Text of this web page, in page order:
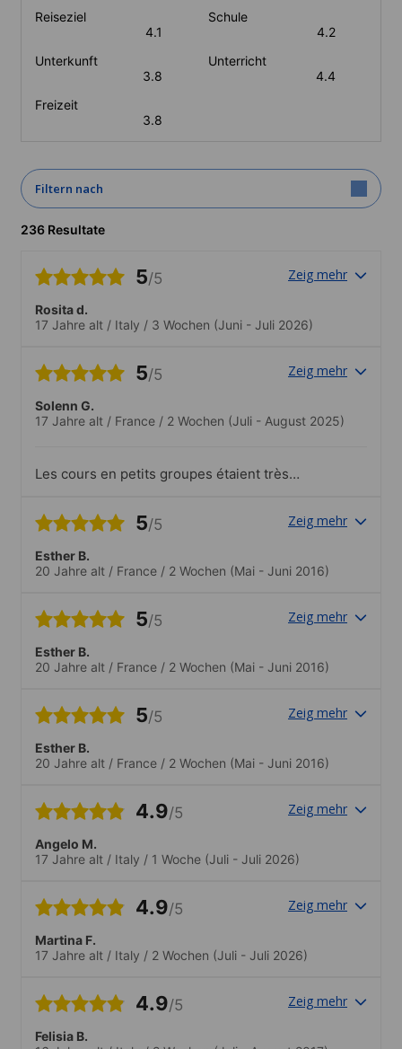
Reiseziel
4.1
Schule
4.2
Unterkunft
3.8
Unterricht
4.4
Freizeit
3.8
Filtern nach
236 Resultate
5/5 Zeig mehr
Rosita d.
17 Jahre alt / Italy / 3 Wochen (Juni - Juli 2026)
5/5 Zeig mehr
Solenn G.
17 Jahre alt / France / 2 Wochen (Juli - August 2025)
Les cours en petits groupes étaient très
5/5 Zeig mehr
Esther B.
20 Jahre alt / France / 2 Wochen (Mai - Juni 2016)
5/5 Zeig mehr
Esther B.
20 Jahre alt / France / 2 Wochen (Mai - Juni 2016)
5/5 Zeig mehr
Esther B.
20 Jahre alt / France / 2 Wochen (Mai - Juni 2016)
4.9/5 Zeig mehr
Angelo M.
17 Jahre alt / Italy / 1 Woche (Juli - Juli 2026)
4.9/5 Zeig mehr
Martina F.
17 Jahre alt / Italy / 2 Wochen (Juli - Juli 2026)
4.9/5 Zeig mehr
Felisia B.